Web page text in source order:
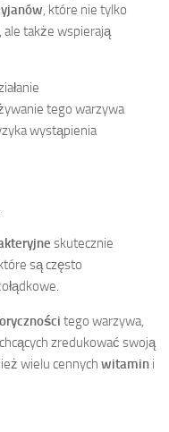
, które nie tylko
ale także wspierają
tego warzywa
wystąpienia
skutecznie
są często
tego warzywa,
zredukować swoją
wielu cennych witamin i